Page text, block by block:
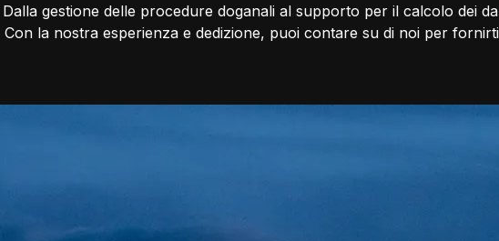
gestione delle procedure doganali al supporto per il calcolo dei
la nostra esperienza e dedizione, puoi contare su di noi per